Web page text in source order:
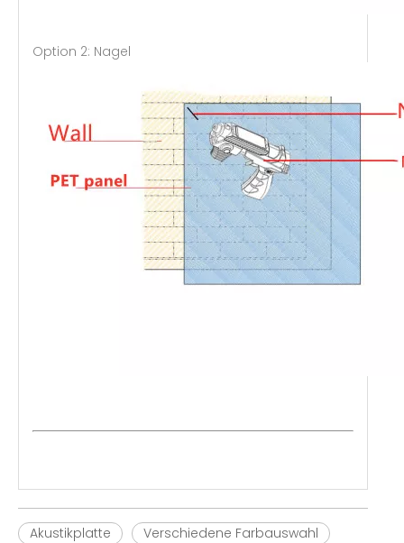
Option 2: Nagel
Akustikplatte
Verschiedene Farbauswahl